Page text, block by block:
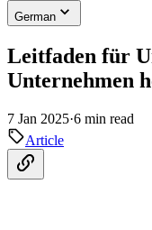
German
Leitfaden für
Unternehmen
7 Jan 2025·6 min read
Article